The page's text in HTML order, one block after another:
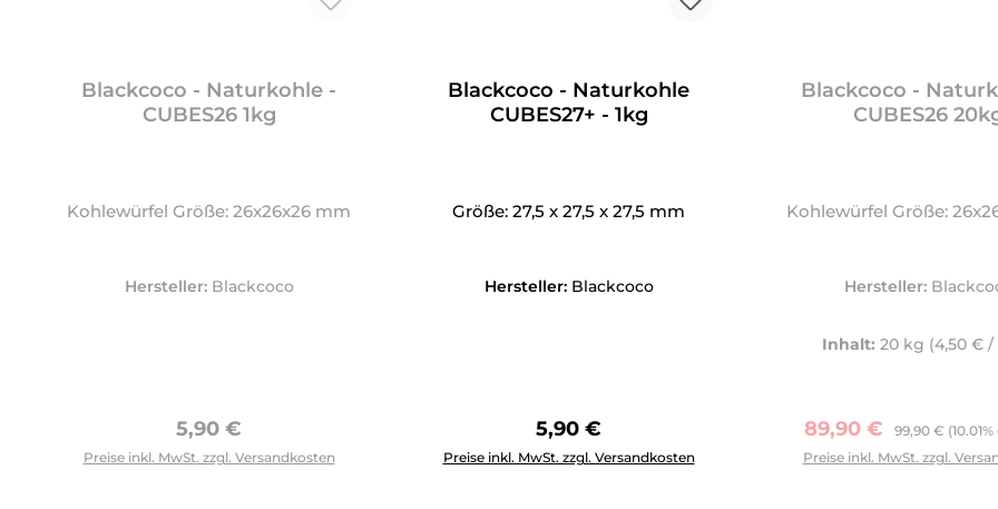
Blackcoco - Naturkohle -
CUBES26 1kg
Kohlewürfel Größe: 26x26x26 mm
Hersteller: Blackcoco
Regulärer Preis:
5,90 €
Preise inkl. MwSt. zzgl. Versandkosten
Blackcoco - Naturkohle
CUBES27+ - 1kg
Größe: 27,5 x 27,5 x 27,5 mm
Hersteller: Blackcoco
Regulärer Preis:
5,90 €
Preise inkl. MwSt. zzgl. Versandkosten
Produkt Anzahl: Gib den gewünschten Wert ein oder benutze die
Blackcoco -
CUBES26
Kohlewürfel Größe:
Hersteller:
Inhalt: 20 kg (4,50 € /
Verkaufspreis:
89,90 € Regulärer Preis:
99,90 €
Preise inkl. MwSt. zzgl.